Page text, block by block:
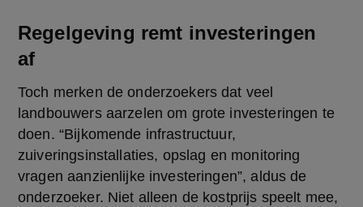
Regelgeving remt investeringen
af
Toch merken de onderzoekers dat veel
landbouwers aarzelen om grote investeringen te
doen. “Bijkomende infrastructuur,
zuiveringsinstallaties, opslag en monitoring
vragen aanzienlijke investeringen”, aldus de
onderzoeker. Niet alleen de kostprijs speelt mee,